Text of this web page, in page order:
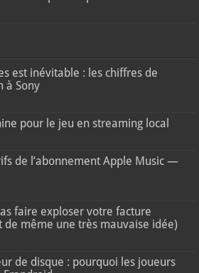
est inévitable : les chiffres de
à Sony
pour le jeu en streaming local
de l’abonnement Apple Music —
faire exploser votre facture
de même une très mauvaise idée)
de disque : pourquoi les joueurs